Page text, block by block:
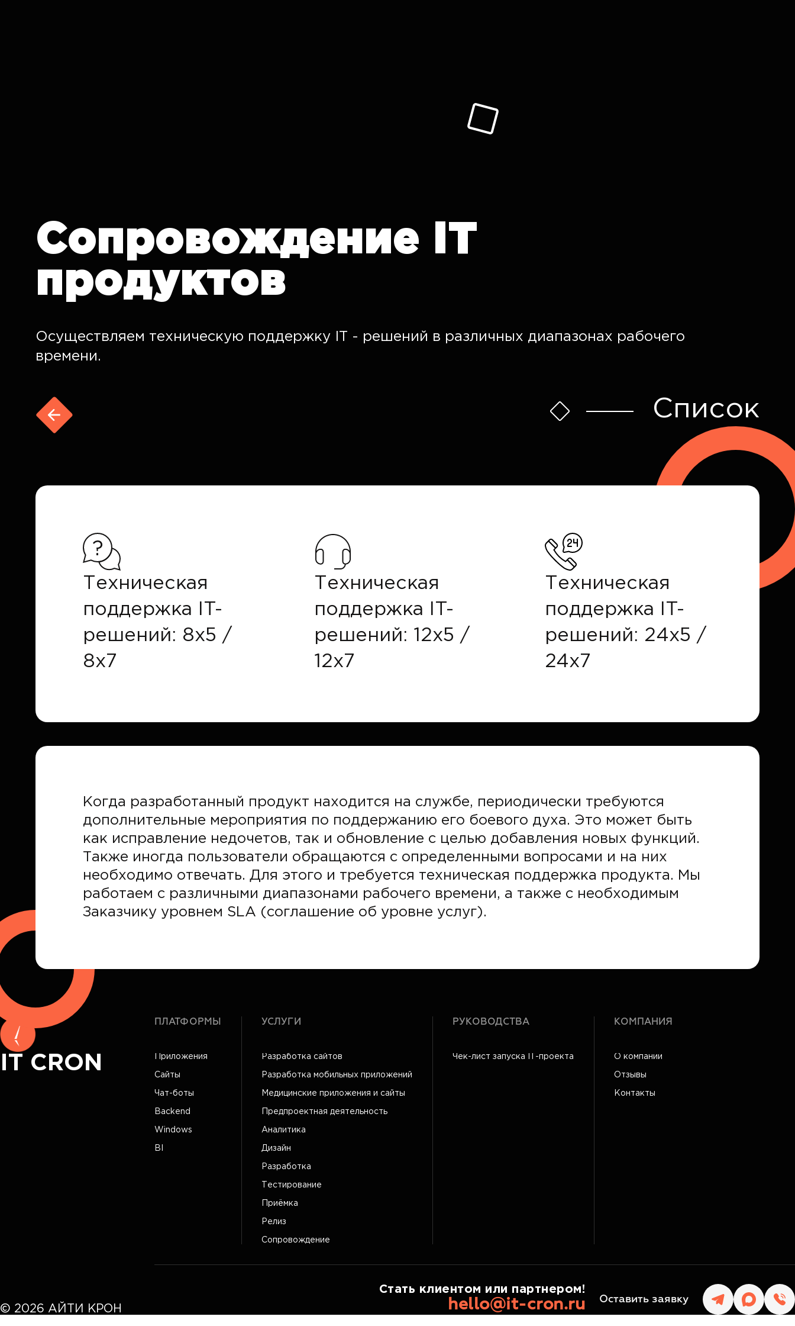
Сопровождение
IT
продуктов
Осуществляем техническую поддержку IT - решений в различных диапазонах рабочего
времени.
Список
Техническая
поддержка IT-
решений: 8x5 /
8x7
Техническая
поддержка IT-
решений: 12x5 /
12x7
Техническая
поддержка IT-
решений: 24x5 /
24x7
Когда разработанный продукт находится на службе, периодически требуются
дополнительные мероприятия по поддержанию его боевого духа. Это может быть
как исправление недочетов, так и обновление с целью добавления новых функций.
Также иногда пользователи обращаются с определенными вопросами и на них
необходимо отвечать. Для этого и требуется техническая поддержка продукта. Мы
работаем с различными диапазонами рабочего времени, а также с необходимым
Заказчику уровнем SLA (соглашение об уровне услуг).
IT CRON
© 2026 АЙТИ КРОН
ПЛАТФОРМЫ
Приложения
Сайты
Чат-боты
Backend
Windows
BI
УСЛУГИ
Разработка сайтов
Разработка мобильных приложений
Медицинские приложения и сайты
Предпроектная деятельность
Аналитика
Дизайн
Разработка
Тестирование
Приёмка
Релиз
Сопровождение
РУКОВОДСТВА
Чек-лист запуска IT-проекта
КОМПАНИЯ
О компании
Отзывы
Контакты
Стать клиентом или партнером!
hello@it-cron.ru Оставить заявку